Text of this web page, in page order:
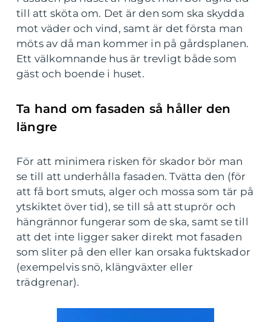
till att sköta om. Det är den som ska skydda
mot väder och vind, samt är det första man
möts av då man kommer in på gårdsplanen.
Ett välkomnande hus är trevligt både som
gäst och boende i huset.
Ta hand om fasaden så håller den
längre
För att minimera risken för skador bör man
se till att underhålla fasaden. Tvätta den (för
att få bort smuts, alger och mossa som tär på
ytskiktet över tid), se till så att stuprör och
hängrännor fungerar som de ska, samt se till
att det inte ligger saker direkt mot fasaden
som sliter på den eller kan orsaka fuktskador
(exempelvis snö, klängväxter eller
trädgrenar).